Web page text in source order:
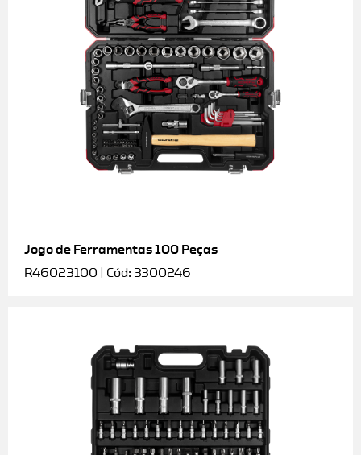
Jogo de Ferramentas 100 Peças
R46023100 | Cód: 3300246